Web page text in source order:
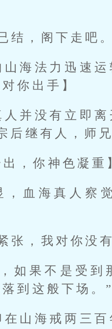
结，阁下走吧。
山海法力迅速
你出手】
人并没有立即
后继有人，师
出，你神色凝重
，血海真人察
张，我对你没
，如果不是受
到这般下场。
在山海戒两三